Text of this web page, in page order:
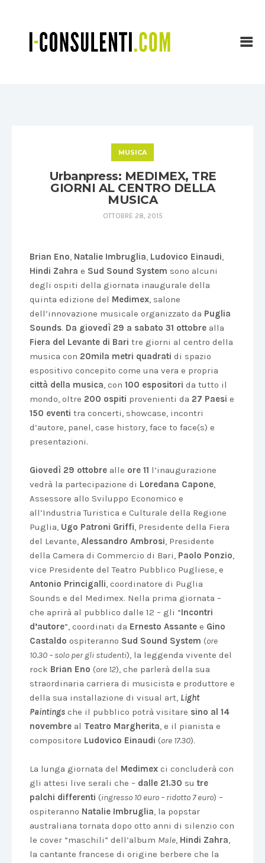
MUSICA
Urbanpress: MEDIMEX, TRE
GIORNI AL CENTRO DELLA
MUSICA
OTTOBRE 28, 2015
Brian Eno, Natalie Imbruglia, Ludovico Einaudi,
Hindi Zahra e Sud Sound System sono alcuni
degli ospiti della giornata inaugurale della
quinta edizione del Medimex, salone
dell’innovazione musicale organizzato da Puglia
Sounds. Da giovedì 29 a sabato 31 ottobre alla
Fiera del Levante di Bari tre giorni al centro della
musica con 20mila metri quadrati di spazio
espositivo concepito come una vera e propria
città della musica, con 100 espositori da tutto il
mondo, oltre 200 ospiti provenienti da 27 Paesi e
150 eventi tra concerti, showcase, incontri
d’autore, panel, case history, face to face(s) e
presentazioni.
Giovedì 29 ottobre alle ore 11 l’inaugurazione
vedrà la partecipazione di Loredana Capone,
Assessore allo Sviluppo Economico e
all’Industria Turistica e Culturale della Regione
Puglia, Ugo Patroni Griffi, Presidente della Fiera
del Levante, Alessandro Ambrosi, Presidente
della Camera di Commercio di Bari, Paolo Ponzio,
vice Presidente del Teatro Pubblico Pugliese, e
Antonio Princigalli, coordinatore di Puglia
Sounds e del Medimex. Nella prima giornata –
che aprirà al pubblico dalle 12 – gli “Incontri
d’autore”, coordinati da Ernesto Assante e Gino
Castaldo ospiteranno Sud Sound System (ore
10.30 – solo per gli studenti), la leggenda vivente del
rock Brian Eno (ore 12), che parlerà della sua
straordinaria carriera di musicista e produttore e
della sua installazione di visual art, Light
Paintings che il pubblico potrà visitare sino al 14
novembre al Teatro Margherita, e il pianista e
compositore Ludovico Einaudi (ore 17.30).
La lunga giornata del Medimex ci concluderà con
gli attesi live serali che – dalle 21.30 su tre
palchi differenti (ingresso 10 euro – ridotto 7 euro) –
ospiteranno Natalie Imbruglia, la popstar
australiana tornata dopo otto anni di silenzio con
le cover “maschili” dell’album Male, Hindi Zahra,
la cantante francese di origine berbere che la